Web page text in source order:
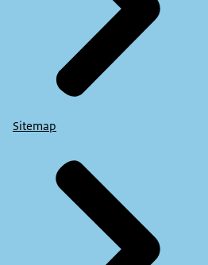
Sitemap